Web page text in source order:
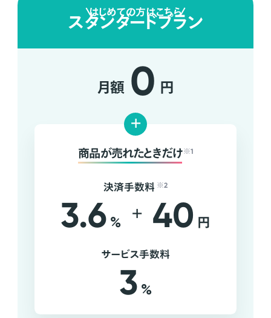
はじめての方はこちら
スタンダードプラン
月額 0 円
+
商品が売れたときだけ ※1
決済手数料 ※2
3.6 % + 40 円
サービス手数料
3 %